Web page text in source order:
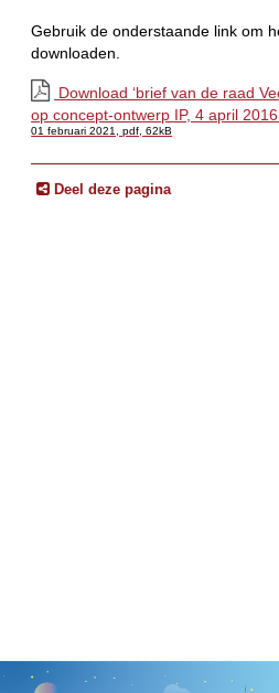
Gebruik de onderstaande link om
downloaden.
Download ‘brief van de raad
op concept-ontwerp IP, 4 april
01 februari 2021,pdf , 62kB
Deel deze pagina